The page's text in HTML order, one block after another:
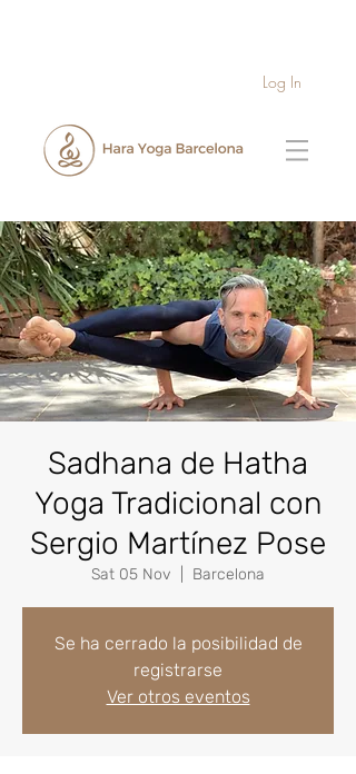
Log In
Sadhana de Hatha
Yoga Tradicional con
Sergio Martínez Pose
Sat 05 Nov Barcelona
Se ha cerrado la posibilidad de
registrarse
Ver otros eventos